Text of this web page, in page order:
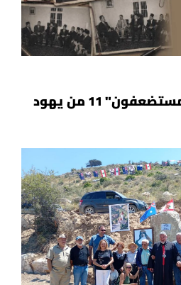
هكذا قتل "المستضعفون" 11 من يهود